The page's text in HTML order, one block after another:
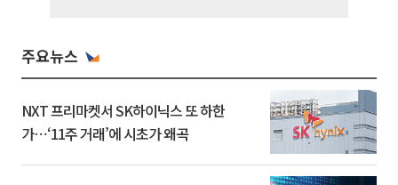
주요뉴스
NXT 프리마켓서 SK하이닉스 또 하한
가⋯‘11주 거래’에 시초가 왜곡